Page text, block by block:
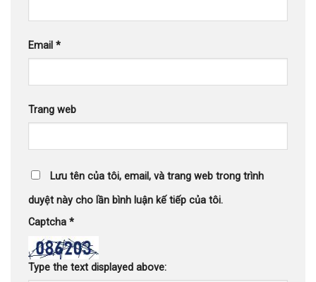
Email *
Trang web
Lưu tên của tôi, email, và trang web trong trình
duyệt này cho lần bình luận kế tiếp của tôi.
Captcha *
Type the text displayed above: